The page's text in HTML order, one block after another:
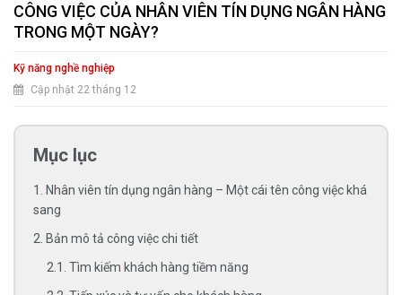
CÔNG VIỆC CỦA NHÂN VIÊN TÍN DỤNG NGÂN HÀNG
TRONG MỘT NGÀY?
Kỹ năng nghề nghiệp
Cập nhật 22 tháng 12
Mục lục
1. Nhân viên tín dụng ngân hàng – Một cái tên công việc khá
sang
2. Bản mô tả công việc chi tiết
2.1. Tìm kiếm khách hàng tiềm năng